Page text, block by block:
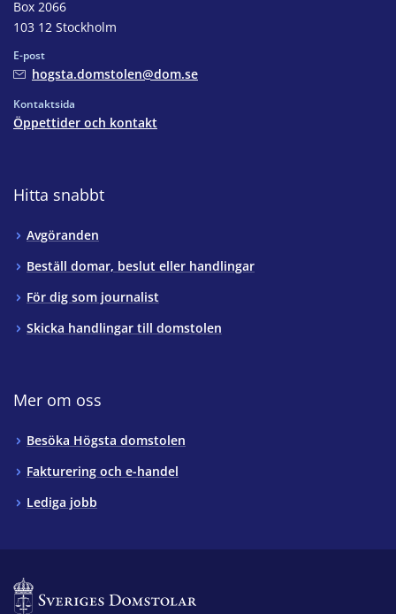
Box 2066
103 12 Stockholm
E-post
hogsta.domstolen@dom.se
Kontaktsida
Öppettider och kontakt
Hitta snabbt
Avgöranden
Beställ domar, beslut eller handlingar
För dig som journalist
Skicka handlingar till domstolen
Mer om oss
Besöka Högsta domstolen
Fakturering och e-handel
Lediga jobb